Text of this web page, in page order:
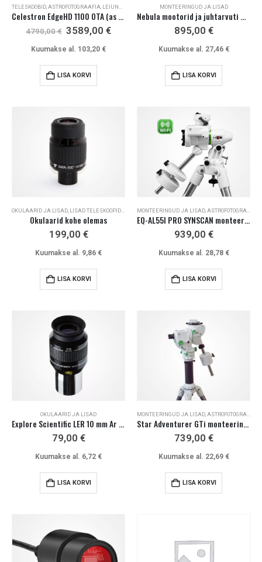
TELESKOOBID ASTROFOTOGRAAFIA LEIUNURK / VARIOUS / SALE
Celestron EdgeHD 1100 OTA (as new)
4790,00€ Algne
oli:
3589,00 €Current
Kuumakse al. 103,20 €
LISA KORVI
MONTEERINGUD JA LISAD
Nebula mootorid ja juhtarvuti monteeringule EXOS-2
895,00 €
Kuumakse al. 27,46 €
LISA KORVI
OKULAARID JA LISAD LISAD TELESKOOPIDELE LEIUNURK / VARIOUS / SALE
Okulaarid kohe olemas
199,00 €
Kuumakse al. 9,86 €
LISA KORVI
MONTEERINGUD JA LISAD ASTROFOTOGRAAFIA
EQ-AL55I PRO SYNSCAN monteering kolmjalaga
939,00 €
Kuumakse al. 28,78 €
LISA KORVI
OKULAARID JA LISAD
Explore Scientific LER 10 mm Ar okulaar 52°
79,00 €
Kuumakse al. 6,72 €
LISA KORVI
MONTEERINGUD JA LISAD ASTROFOTOGRAAFIA
Star Adventurer GTi monteering kolmjalaga
739,00 €
Kuumakse al. 22,69 €
LISA KORVI